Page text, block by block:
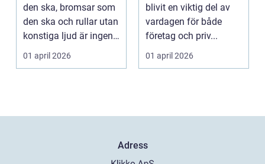
den ska, bromsar som
den ska och rullar utan
konstiga ljud är ingen
självklar...
01 april 2026
lösning
blivit en viktig del av
vardagen för både
företag och priv...
01 april 2026
Adress